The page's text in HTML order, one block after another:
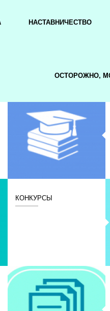
НАСТАВНИЧЕСТВО
ОСТОРОЖНО,
КОНКУРСЫ